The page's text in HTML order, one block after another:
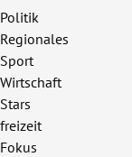
Politik
Regionales
Sport
Wirtschaft
Stars
freizeit
Fokus